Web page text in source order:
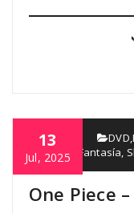
13
Jul, 2025
AlfGama DVD,
Comedia
Fantasía,
One Piece